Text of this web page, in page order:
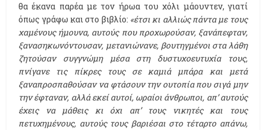
θα έκανα παρέα με τον ήρωα του χόλι μάουντεν, γιατί
όπως γράφω και στο βιβλίο: «έτσι κι αλλιώς πάντα με τους
χαμένους ήμουνα, αυτούς που προχωρούσαν, ξανάπεφταν,
ξανασηκωνόντουσαν, μετανιώνανε, βουτηγμένοι στα λάθη
ζητούσαν συγγνώμη μέσα στη δυστυχοευτυχία τους,
πνίγανε τις πίκρες τους σε καμιά μπάρα και μετά
ξαναπροσπαθούσαν να φτάσουν την ουτοπία που σιγά μην
την έφταναν, αλλά εκεί αυτοί, ωραίοι άνθρωποι, απ’ αυτούς
έχεις να μάθεις κι όχι απ’ τους νικητές και τους
πετυχημένους, αυτούς τους βαριέσαι στο τέταρτο απάνω,